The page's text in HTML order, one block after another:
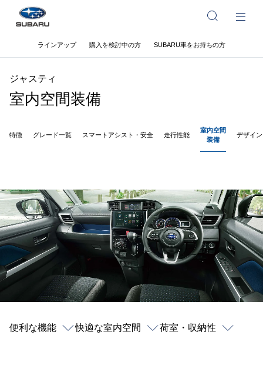
ラインアップ 購入を検討中の方 SUBARU車をお持ちの方
ジャスティ
室内空間装備
特徴 グレード一覧 スマートアシスト・安全 走行性能
室内空間
装備
デザイン
便利な機能 快適な室内空間 荷室・収納性